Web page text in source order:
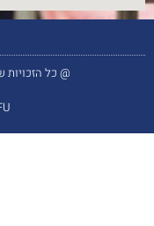
@ כל הזכויות